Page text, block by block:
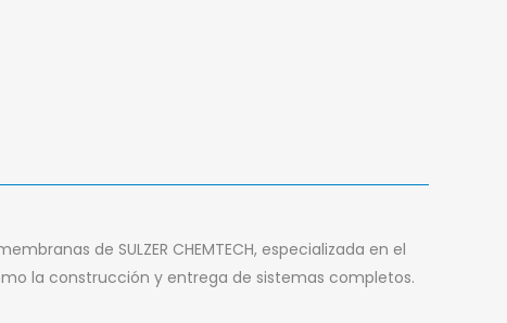
de SULZER CHEMTECH, especializada en el
la construcción y entrega de sistemas completos.